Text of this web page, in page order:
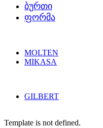
ᲑᲣᲠᲗᲘ
ᲤᲝᲠᲛᲐ
MOLTEN
MIKASA
GILBERT
Template is not defined.